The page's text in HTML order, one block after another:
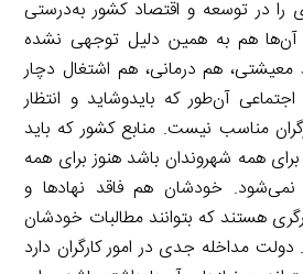
را در توسعه و اقتصاد کشور به‌درستی
آن‌ها هم به همین دلیل توجهی نشده
هم درمانی، هم اشتغال دچار
آن‌طور که بایدوشاید و انتظار
مناسب نیست. منابع کشور که باید
برای همه شهروندان باشد هنوز برای همه
نمی‌شود. خودشان هم فاقد نهادها و
هستند که بتوانند مطالبات خودشان
دولت مداخله جدی در امور کارگران دارد